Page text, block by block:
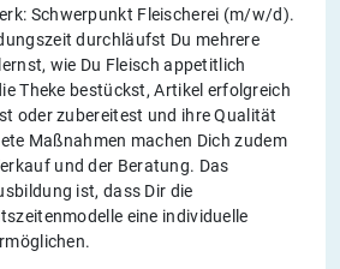
Schwerpunkt Fleischerei (m/w/d).
durchläufst Du mehrere
wie Du Fleisch appetitlich
Theke bestückst, Artikel erfolgreich
oder zubereitest und ihre Qualität
Maßnahmen machen Dich zudem
und der Beratung. Das
ist, dass Dir die
eine individuelle